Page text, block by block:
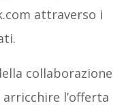
attraverso i
collaborazione
l’offerta